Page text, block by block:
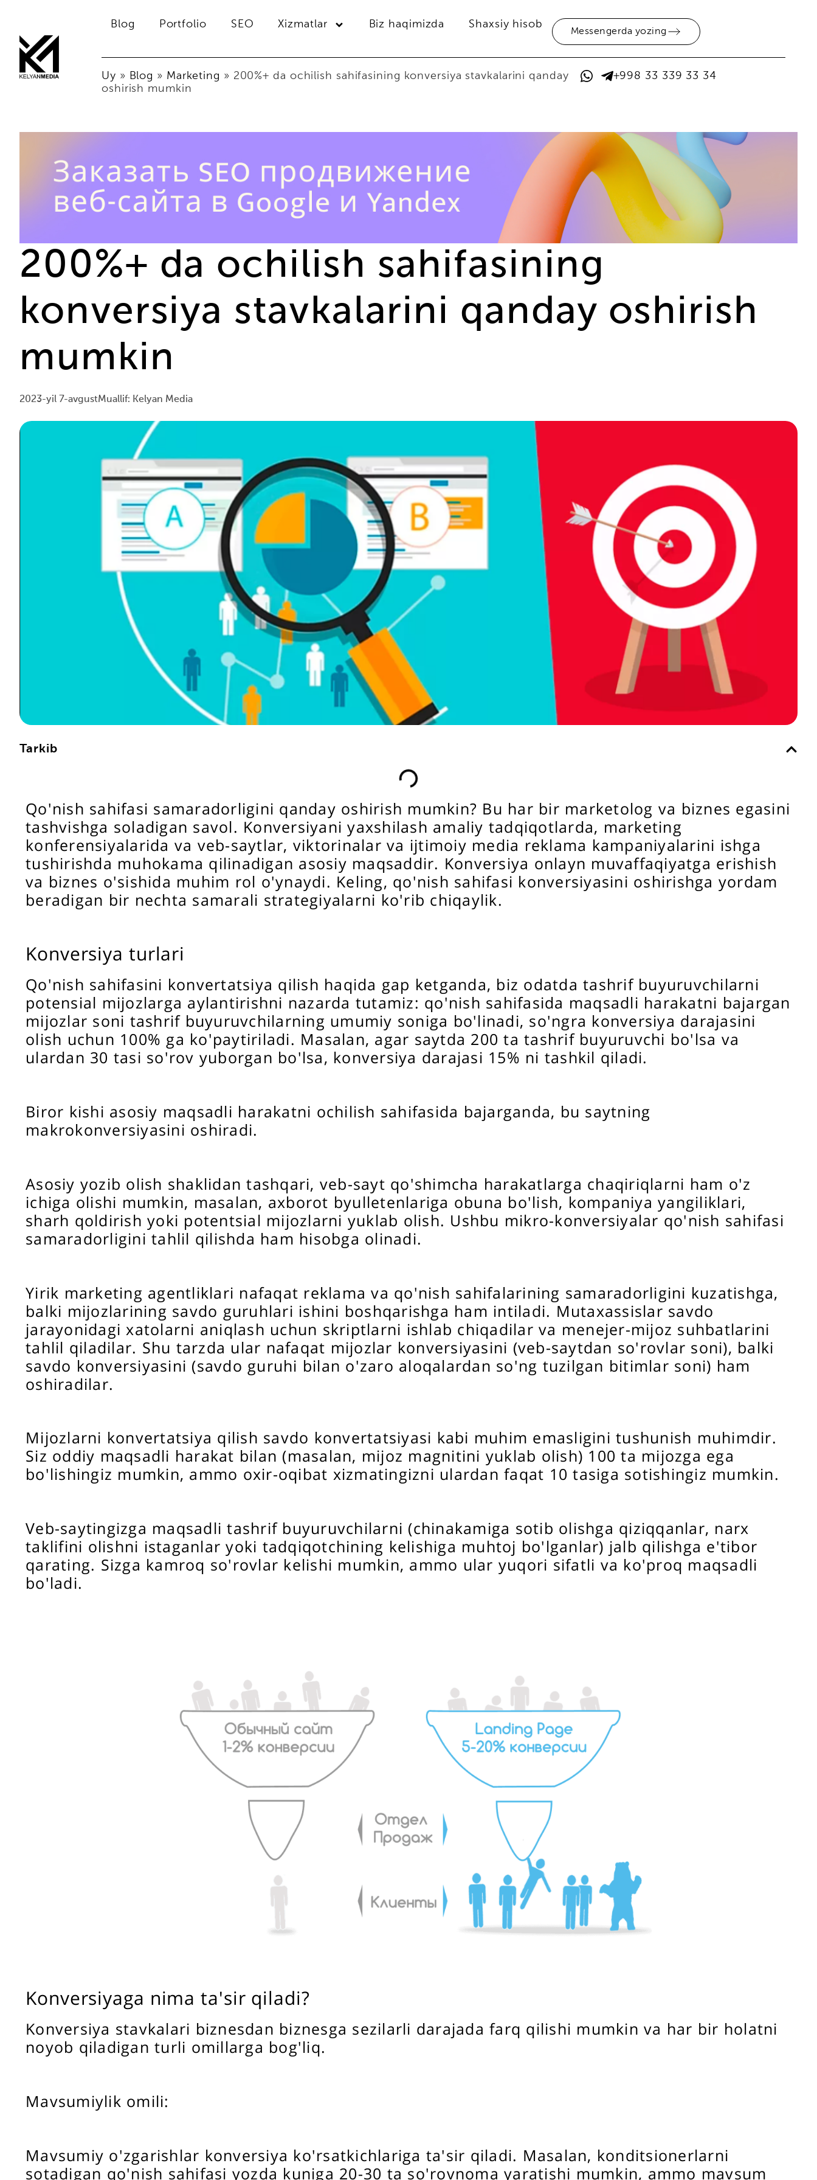
Blog Portfolio SEO Xizmatlar Biz haqimizda Shaxsiy hisob
Messengerda yozing
Uy » Blog » Marketing » 200%+ da ochilish sahifasining konversiya stavkalarini qanday
oshirish mumkin
+998 33 339 33 34
200%+ da ochilish sahifasining
konversiya stavkalarini qanday oshirish
mumkin
2023-yil 7-avgustMuallif: Kelyan Media
Tarkib
Qo'nish sahifasi samaradorligini qanday oshirish mumkin? Bu har bir marketolog va biznes egasini
tashvishga soladigan savol. Konversiyani yaxshilash amaliy tadqiqotlarda, marketing
konferensiyalarida va veb-saytlar, viktorinalar va ijtimoiy media reklama kampaniyalarini ishga
tushirishda muhokama qilinadigan asosiy maqsaddir. Konversiya onlayn muvaffaqiyatga erishish
va biznes o'sishida muhim rol o'ynaydi. Keling, qo'nish sahifasi konversiyasini oshirishga yordam
beradigan bir nechta samarali strategiyalarni ko'rib chiqaylik.
Konversiya turlari
Qo'nish sahifasini konvertatsiya qilish haqida gap ketganda, biz odatda tashrif buyuruvchilarni
potensial mijozlarga aylantirishni nazarda tutamiz: qo'nish sahifasida maqsadli harakatni bajargan
mijozlar soni tashrif buyuruvchilarning umumiy soniga bo'linadi, so'ngra konversiya darajasini
olish uchun 100% ga ko'paytiriladi. Masalan, agar saytda 200 ta tashrif buyuruvchi bo'lsa va
ulardan 30 tasi so'rov yuborgan bo'lsa, konversiya darajasi 15% ni tashkil qiladi.
Biror kishi asosiy maqsadli harakatni ochilish sahifasida bajarganda, bu saytning
makrokonversiyasini oshiradi.
Asosiy yozib olish shaklidan tashqari, veb-sayt qo'shimcha harakatlarga chaqiriqlarni ham o'z
ichiga olishi mumkin, masalan, axborot byulletenlariga obuna bo'lish, kompaniya yangiliklari,
sharh qoldirish yoki potentsial mijozlarni yuklab olish. Ushbu mikro-konversiyalar qo'nish sahifasi
samaradorligini tahlil qilishda ham hisobga olinadi.
Yirik marketing agentliklari nafaqat reklama va qo'nish sahifalarining samaradorligini kuzatishga,
balki mijozlarining savdo guruhlari ishini boshqarishga ham intiladi. Mutaxassislar savdo
jarayonidagi xatolarni aniqlash uchun skriptlarni ishlab chiqadilar va menejer-mijoz suhbatlarini
tahlil qiladilar. Shu tarzda ular nafaqat mijozlar konversiyasini (veb-saytdan so'rovlar soni), balki
savdo konversiyasini (savdo guruhi bilan o'zaro aloqalardan so'ng tuzilgan bitimlar soni) ham
oshiradilar.
Mijozlarni konvertatsiya qilish savdo konvertatsiyasi kabi muhim emasligini tushunish muhimdir.
Siz oddiy maqsadli harakat bilan (masalan, mijoz magnitini yuklab olish) 100 ta mijozga ega
bo'lishingiz mumkin, ammo oxir-oqibat xizmatingizni ulardan faqat 10 tasiga sotishingiz mumkin.
Veb-saytingizga maqsadli tashrif buyuruvchilarni (chinakamiga sotib olishga qiziqqanlar, narx
taklifini olishni istaganlar yoki tadqiqotchining kelishiga muhtoj bo'lganlar) jalb qilishga e'tibor
qarating. Sizga kamroq so'rovlar kelishi mumkin, ammo ular yuqori sifatli va ko'proq maqsadli
bo'ladi.
Konversiyaga nima ta'sir qiladi?
Konversiya stavkalari biznesdan biznesga sezilarli darajada farq qilishi mumkin va har bir holatni
noyob qiladigan turli omillarga bog'liq.
Mavsumiylik omili:
Mavsumiy o'zgarishlar konversiya ko'rsatkichlariga ta'sir qiladi. Masalan, konditsionerlarni
sotadigan qo'nish sahifasi yozda kuniga 20-30 ta so'rovnoma yaratishi mumkin, ammo mavsum